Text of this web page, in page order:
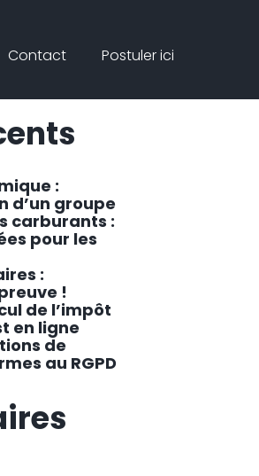
Contact Postuler ici
:
d’un groupe
carburants :
pour les
:
!
de l’impôt
en ligne
de
au RGPD